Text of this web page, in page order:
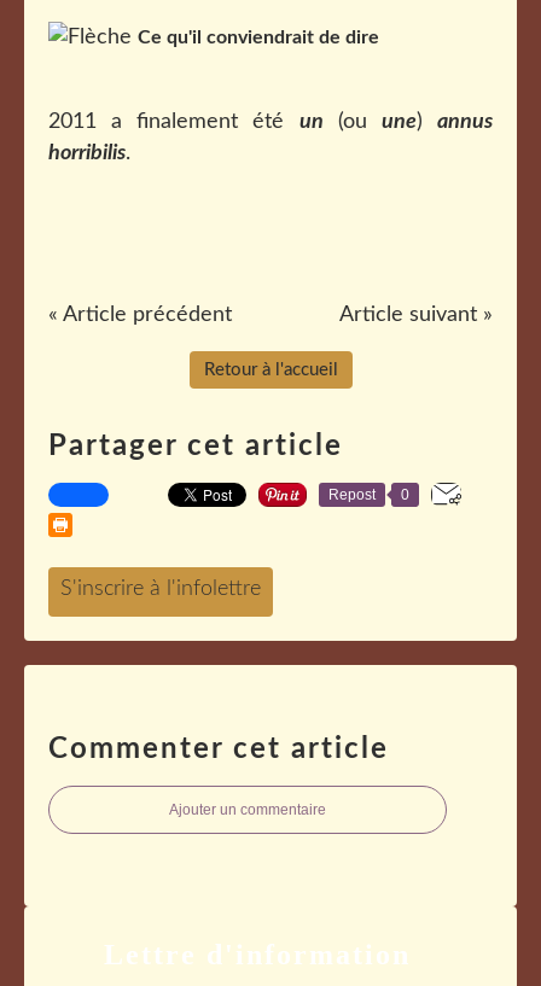
Ce qu'il conviendrait de dire
2011 a finalement été un (ou une)annus
horribilis.
« Article précédent Article suivant »
Retour à l'accueil
Partager cet article
Repost 0
Commenter cet article
Ajouter un commentaire